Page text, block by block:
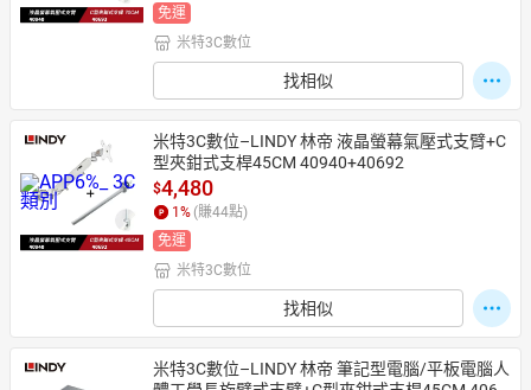
免運
米特3C數位
找相似
米特3C數位–LINDY 林帝 液晶螢幕氣壓式支臂+C
型夾鉗式支桿45CM 40940+40692
$4,480
1 % (賺44點)
免運
米特3C數位
找相似
米特3C數位–LINDY 林帝 筆記型電腦/平板電腦人